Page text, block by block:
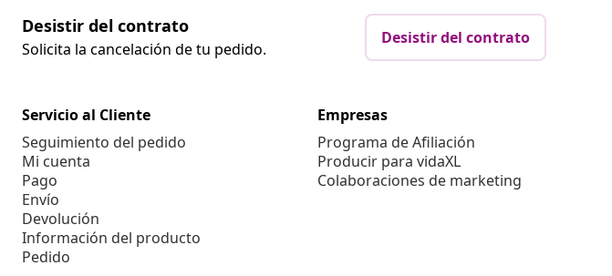
Desistir del contrato
Solicita la cancelación de tu pedido.
Desistir del contrato
Servicio al Cliente
Seguimiento del pedido
Mi cuenta
Pago
Envío
Devolución
Información del producto
Pedido
Empresas
Programa de Afiliación
Producir para vidaXL
Colaboraciones de marketing